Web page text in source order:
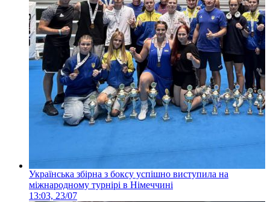
Українська збірна з боксу успішно виступила на
міжнародному турнірі в Німеччині
13:03, 23/07